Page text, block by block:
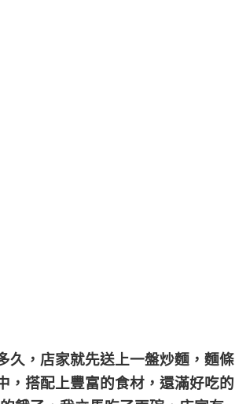
久，店家就先送上一盤炒麵，麵條
，搭配上豐富的食材，還滿好吃的